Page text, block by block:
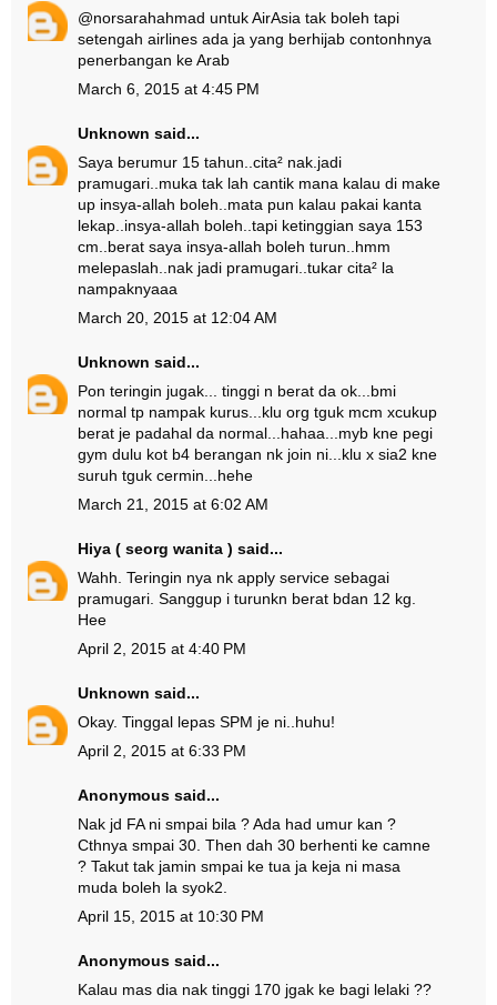
@norsarahahmad untuk AirAsia tak boleh tapi
setengah airlines ada ja yang berhijab contonhnya
penerbangan ke Arab
March 6, 2015 at 4:45 PM
Unknown said...
Saya berumur 15 tahun..cita² nak.jadi
pramugari..muka tak lah cantik mana kalau di make
up insya-allah boleh..mata pun kalau pakai kanta
lekap..insya-allah boleh..tapi ketinggian saya 153
cm..berat saya insya-allah boleh turun..hmm
melepaslah..nak jadi pramugari..tukar cita² la
nampaknyaaa
March 20, 2015 at 12:04 AM
Unknown said...
Pon teringin jugak... tinggi n berat da ok...bmi
normal tp nampak kurus...klu org tguk mcm xcukup
berat je padahal da normal...hahaa...myb kne pegi
gym dulu kot b4 berangan nk join ni...klu x sia2 kne
suruh tguk cermin...hehe
March 21, 2015 at 6:02 AM
Hiya ( seorg wanita ) said...
Wahh. Teringin nya nk apply service sebagai
pramugari. Sanggup i turunkn berat bdan 12 kg.
Hee
April 2, 2015 at 4:40 PM
Unknown said...
Okay. Tinggal lepas SPM je ni..huhu!
April 2, 2015 at 6:33 PM
Anonymous said...
Nak jd FA ni smpai bila ? Ada had umur kan ?
Cthnya smpai 30. Then dah 30 berhenti ke camne
? Takut tak jamin smpai ke tua ja keja ni masa
muda boleh la syok2.
April 15, 2015 at 10:30 PM
Anonymous said...
Kalau mas dia nak tinggi 170 jgak ke bagi lelaki ??